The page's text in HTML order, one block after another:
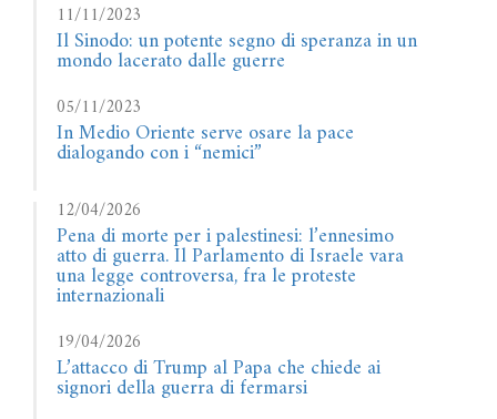
11/11/2023
Il Sinodo: un potente segno di speranza in un
mondo lacerato dalle guerre
05/11/2023
In Medio Oriente serve osare la pace
dialogando con i “nemici”
12/04/2026
Pena di morte per i palestinesi: l’ennesimo
atto di guerra. Il Parlamento di Israele vara
una legge controversa, fra le proteste
internazionali
19/04/2026
L’attacco di Trump al Papa che chiede ai
signori della guerra di fermarsi